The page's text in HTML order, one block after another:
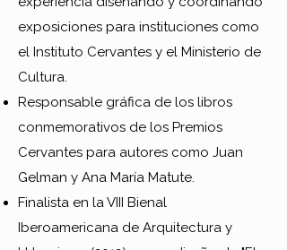
exposiciones para instituciones como
el Instituto Cervantes y el Ministerio de
Cultura.
Responsable gráfica de los libros
conmemorativos de los Premios
Cervantes para autores como Juan
Gelman y Ana María Matute.
Finalista en la VIII Bienal
Iberoamericana de Arquitectura y